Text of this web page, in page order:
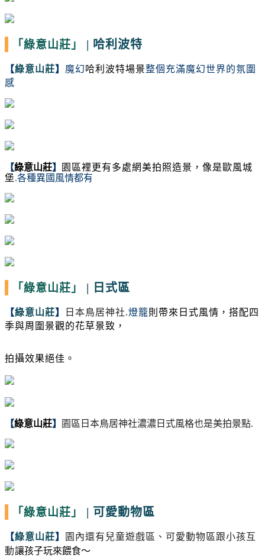
「綠意山莊」 | 哈利波特
【綠意山莊】 魔幻哈利波特場景整個充滿魔幻世界的氛圍
感
【綠意山莊】
園區裡更有多處網美拍照造景，像是歐風城
堡.各種異國風情都有
「綠意山莊」 | 日式區
【綠意山莊】 日本鳥居神社.燈籠則帶來日式風情，搭配四
季與周圍景觀的花草景致，
拍攝效果絕佳。
【綠意山莊】 園區日本鳥居神社濃濃日式風格也是美拍景點.
「綠意山莊」 | 可愛動物區
【綠意山莊】
園內還有兒童遊戲區、可愛動物區跟小孩互
動讓孩子玩來餵食～